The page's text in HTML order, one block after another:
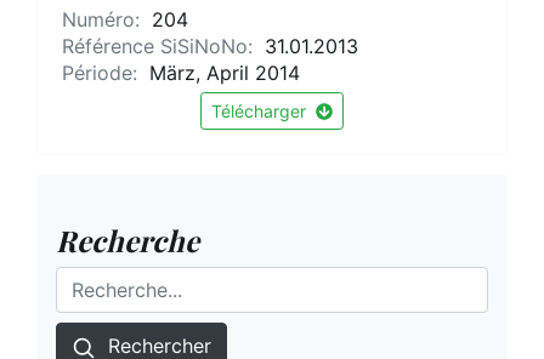
Numéro: 204
Référence SiSiNoNo: 31.01.2013
Période: März, April 2014
Télécharger
Recherche
Rechercher